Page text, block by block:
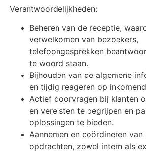
Verantwoordelijkheden:
Beheren van de receptie,
verwelkomen van bezoekers,
telefoongesprekken
te woord staan.
Bijhouden van de algemene
en tijdig reageren op
Actief doorvragen bij klanten
en vereisten te begrijpen en
oplossingen te bieden.
Aannemen en coördineren van
opdrachten, zowel intern als